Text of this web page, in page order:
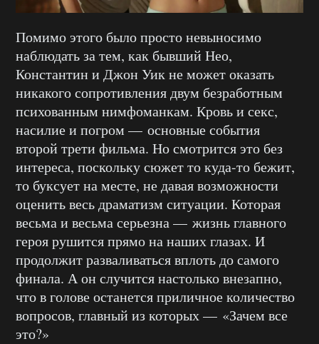
Помимо этого было просто невыносимо
наблюдать за тем, как бывший Нео,
Константин и Джон Уик не может оказать
никакого сопротивления двум безработным
психованным нимфоманкам. Кровь и секс,
насилие и погром — основные события
второй трети фильма. Но смотрится это без
интереса, поскольку сюжет то куда-то бежит,
то буксует на месте, не давая возможности
оценить весь драматизм ситуации. Которая
весьма и весьма серьезна — жизнь главного
героя рушится прямо на наших глазах. И
продолжит разваливаться вплоть до самого
финала. А он случится настолько внезапно,
что в голове останется приличное количество
вопросов, главный из которых — «Зачем все
это?»